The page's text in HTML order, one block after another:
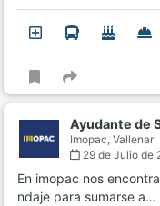
Ayudante de
Imopac, Vallenar
29 de Julio de
En imopac nos
ndaje para sumarse a…